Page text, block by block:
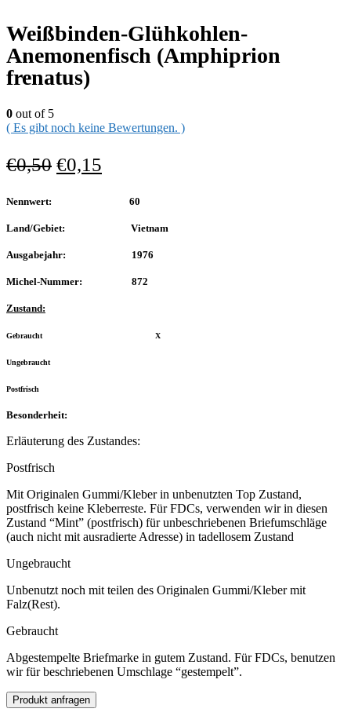
Weißbinden-Glühkohlen-
Anemonenfisch (Amphiprion
frenatus)
0 out of 5
( Es gibt noch keine Bewertungen. )
€0,50 €0,15
Nennwert: 60
Land/Gebiet: Vietnam
Ausgabejahr: 1976
Michel-Nummer: 872
Zustand:
Gebraucht X
Ungebraucht
Postfrisch
Besonderheit:
Erläuterung des Zustandes:
Postfrisch
Mit Originalen Gummi/Kleber in unbenutzten Top Zustand,
postfrisch keine Kleberreste. Für FDCs, verwenden wir in diesen
Zustand “Mint” (postfrisch) für unbeschriebenen Briefumschläge
(auch nicht mit ausradierte Adresse) in tadellosem Zustand
Ungebraucht
Unbenutzt noch mit teilen des Originalen Gummi/Kleber mit
Falz(Rest).
Gebraucht
Abgestempelte Briefmarke in gutem Zustand. Für FDCs, benutzen
wir für beschriebenen Umschlage “gestempelt”.
Produkt anfragen